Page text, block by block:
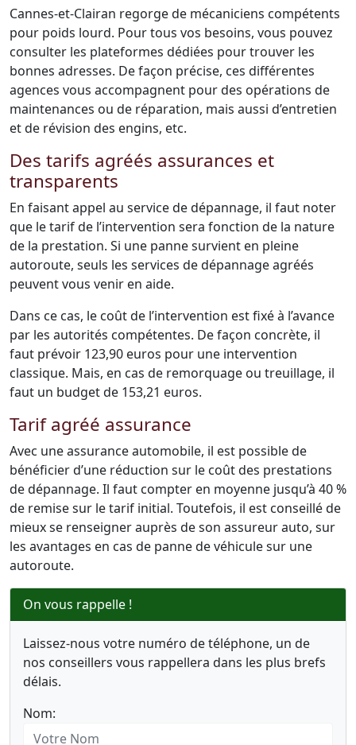
Cannes-et-Clairan regorge de mécaniciens compétents
pour poids lourd. Pour tous vos besoins, vous pouvez
consulter les plateformes dédiées pour trouver les
bonnes adresses. De façon précise, ces différentes
agences vous accompagnent pour des opérations de
maintenances ou de réparation, mais aussi d’entretien
et de révision des engins, etc.
Des tarifs agréés assurances et
transparents
En faisant appel au service de dépannage, il faut noter
que le tarif de l’intervention sera fonction de la nature
de la prestation. Si une panne survient en pleine
autoroute, seuls les services de dépannage agréés
peuvent vous venir en aide.
Dans ce cas, le coût de l’intervention est fixé à l’avance
par les autorités compétentes. De façon concrète, il
faut prévoir 123,90 euros pour une intervention
classique. Mais, en cas de remorquage ou treuillage, il
faut un budget de 153,21 euros.
Tarif agréé assurance
Avec une assurance automobile, il est possible de
bénéficier d’une réduction sur le coût des prestations
de dépannage. Il faut compter en moyenne jusqu’à 40 %
de remise sur le tarif initial. Toutefois, il est conseillé de
mieux se renseigner auprès de son assureur auto, sur
les avantages en cas de panne de véhicule sur une
autoroute.
On vous rappelle !
Laissez-nous votre numéro de téléphone, un de
nos conseillers vous rappellera dans les plus brefs
délais.
Nom: